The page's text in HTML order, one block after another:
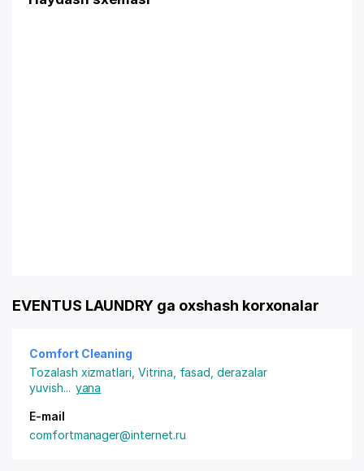
EVENTUS LAUNDRY ga oxshash korxonalar
Comfort Cleaning
Tozalash xizmatlari Vitrina, fasad, derazalar
yuvish... yana
E-mail
comfortmanager@internet.ru